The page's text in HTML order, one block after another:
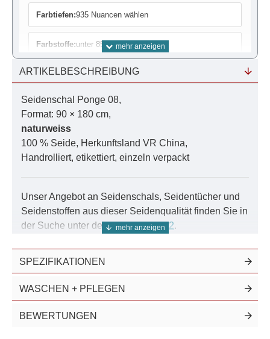
Farbtiefen:935 Nuancen wählen
Farbstoffe:unter 85 Farben wählen
Farbrechner:Bedarf ermitteln
Färbe-Anleitung:Schritt für Schritt
Farbmuster:
Das Farbsystem:Als PDF zum download
ARTIKELBESCHREIBUNG
Seidenschal Ponge 08,
Format: 90 × 180 cm,
naturweiss
100 % Seide, Herkunftsland VR China,
Handrolliert, etikettiert, einzeln verpackt
Unser Angebot an Seidenschals, Seidentücher und
Seidenstoffen aus dieser Seidenqualität finden Sie in
der Suche unter der Nummer08002.
Stellen Sie sich einen Schal vor, der so federleicht
ist, dass Sie vergessen könnten, dass Sie ihn tragen.
Ein Ponge-Seidenschal bietet genau dieses Gefühl -
SPEZIFIKATIONEN
WASCHEN + PFLEGEN
BEWERTUNGEN